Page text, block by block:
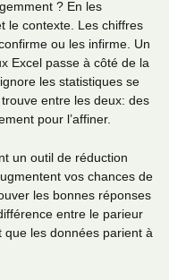
? En les
le contexte. Les chiffres
ou les infirme. Un
Excel passe à côté de la
les statistiques se
trouve entre les deux: des
pour l’affiner.
un outil de réduction
vos chances de
les bonnes réponses
entre le parieur
les données parient à